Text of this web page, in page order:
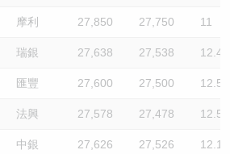
摩利 27,850 27,750 11
瑞銀 27,638 27,538 12.4
匯豐 27,600 27,500 12.5
法興 27,578 27,478 12.5
中銀 27,626 27,526 12.1